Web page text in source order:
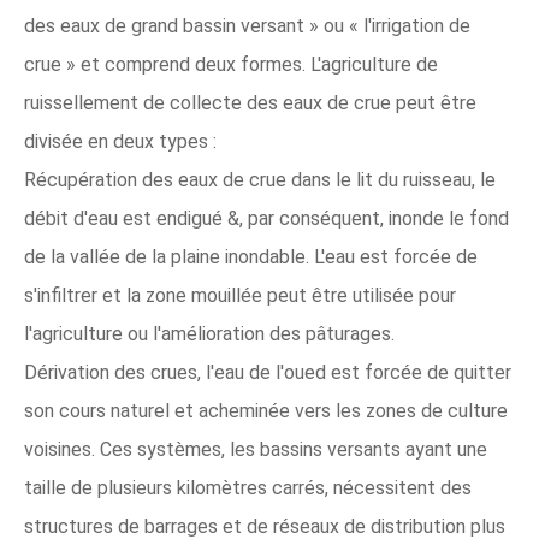
des eaux de grand bassin versant » ou « l'irrigation de
crue » et comprend deux formes. L'agriculture de
ruissellement de collecte des eaux de crue peut être
divisée en deux types :
Récupération des eaux de crue dans le lit du ruisseau, le
débit d'eau est endigué &, par conséquent, inonde le fond
de la vallée de la plaine inondable. L'eau est forcée de
s'infiltrer et la zone mouillée peut être utilisée pour
l'agriculture ou l'amélioration des pâturages.
Dérivation des crues, l'eau de l'oued est forcée de quitter
son cours naturel et acheminée vers les zones de culture
voisines. Ces systèmes, les bassins versants ayant une
taille de plusieurs kilomètres carrés, nécessitent des
structures de barrages et de réseaux de distribution plus